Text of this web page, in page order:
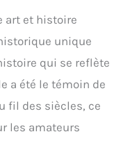
art et histoire
unique
qui se reflète
a été le témoin de
fil des siècles, ce
les amateurs